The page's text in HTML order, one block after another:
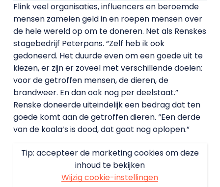
Flink veel organisaties, influencers en beroemde
mensen zamelen geld in en roepen mensen over
de hele wereld op om te doneren. Net als Renskes
stagebedrijf Peterpans. “Zelf heb ik ook
gedoneerd. Het duurde even om een goede uit te
kiezen, er zijn er zoveel met verschillende doelen:
voor de getroffen mensen, de dieren, de
brandweer. En dan ook nog per deelstaat.”
Renske doneerde uiteindelijk een bedrag dat ten
goede komt aan de getroffen dieren. “Een derde
van de koala’s is dood, dat gaat nog oplopen.”
Tip: accepteer de marketing cookies om deze
inhoud te bekijken
Wijzig cookie-instellingen